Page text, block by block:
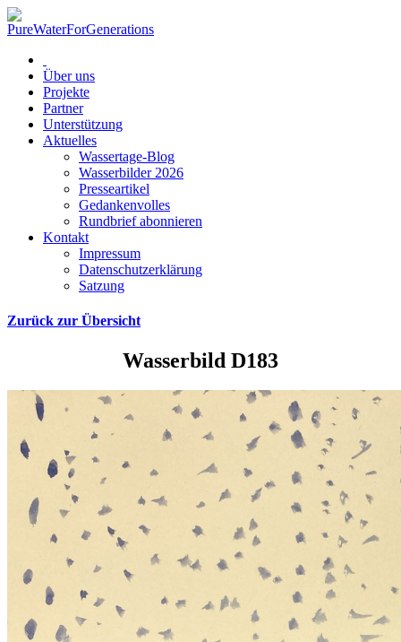
Über uns
Projekte
Partner
Unterstützung
Aktuelles
Wassertage-Blog
Wasserbilder 2026
Presseartikel
Gedankenvolles
Rundbrief abonnieren
Kontakt
Impressum
Datenschutzerklärung
Satzung
Zurück zur Übersicht
Wasserbild D183